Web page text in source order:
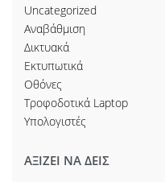
Uncategorized
Αναβάθμιση
Δικτυακά
Εκτυπωτικά
Οθόνες
Τροφοδοτικά Laptop
Υπολογιστές
ΑΞΙΖΕΙ ΝΑ ΔΕΙΣ